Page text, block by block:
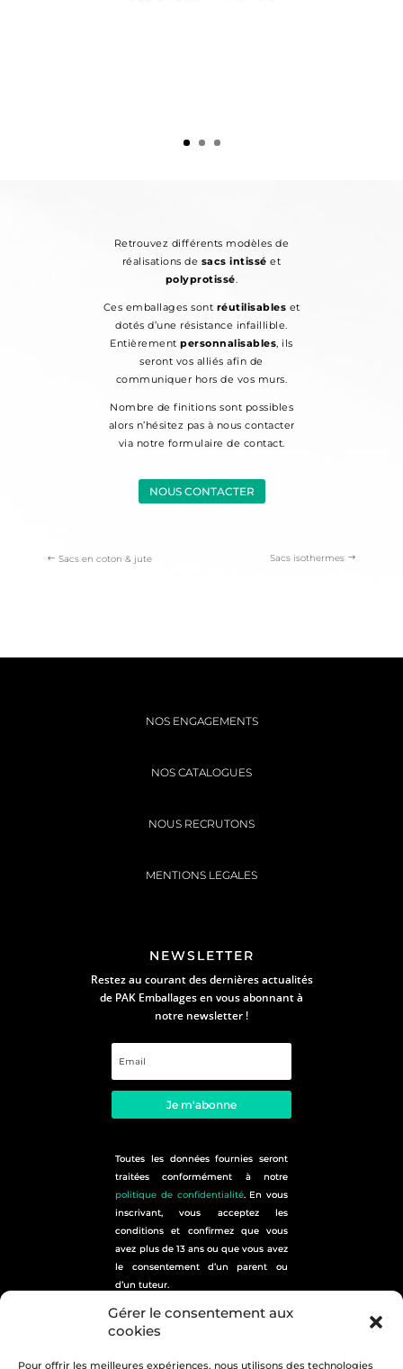
Gérer le consentement aux
cookies
Pour offrir les meilleures expériences, nous utilisons des technologies
Retrouvez différents modèles de
réalisations de sacs intissé et
polyprotissé.
Ces emballages sont réutilisables et
dotés d’une résistance infaillible.
Entièrementpersonnalisables, ils
seront vos alliés afin de
communiquer hors de vos murs.
Nombre de finitions sont possibles
alors n’hésitez pas à nous contacter
via notre formulaire de contact.
NOUS CONTACTER
Sacs en coton & jute Sacs isothermes
NOS ENGAGEMENTS
NOS CATALOGUES
NOUS RECRUTONS
MENTIONS LEGALES
NEWSLETTER
Restez au courant des dernières actualités
de PAK Emballages en vous abonnant à
notre newsletter !
Je m'abonne
Toutes les données fournies seront
traitées conformément à notre
politique de confidentialité. En vous
inscrivant, vous acceptez les
conditions et confirmez que vous
avez plus de 13 ans ou que vous avez
le consentement d’un parent ou
d’un tuteur.
plan du site